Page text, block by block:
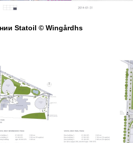
Statoil © Wingårdhs